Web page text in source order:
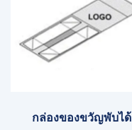
กล่องของขวัญพับได้